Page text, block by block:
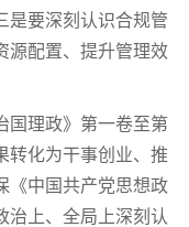
是要深刻认识合规管
源配置、提升管理效
国理政》第一卷至第
转化为干事创业、推
《中国共产党思想政
治上、全局上深刻认